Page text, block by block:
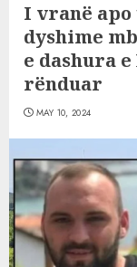
I vranë
dyshime
e dashura
rënduar
MAY 10, 2024